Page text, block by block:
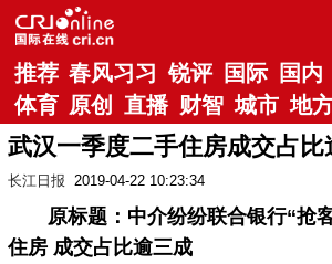
推荐 春风习习 锐评 国际 国内
体育 原创 直播 财智 城市 地
武汉一季度二手住房成交占比
长江日报 2019-04-22 10:23:34
原标题：中介纷纷联合银行“抢
住房 成交占比逾三成